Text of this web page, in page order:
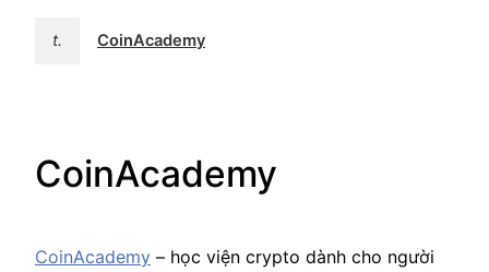
t. CoinAcademy
CoinAcademy
CoinAcademy – học viện crypto dành cho người